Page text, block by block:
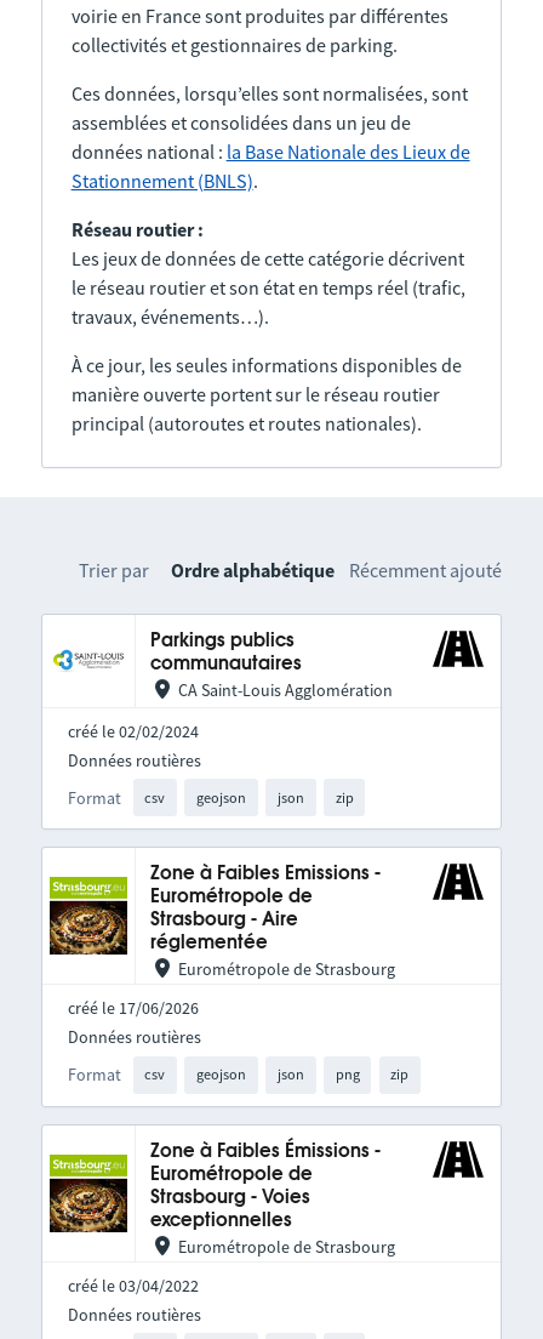
voirie en France sont produites par différentes
collectivités et gestionnaires de parking.
Ces données, lorsqu’elles sont normalisées, sont
assemblées et consolidées dans un jeu de
données national : la Base Nationale des Lieux de
Stationnement (BNLS).
Réseau routier :
Les jeux de données de cette catégorie décrivent
le réseau routier et son état en temps réel (trafic,
travaux, événements…).
À ce jour, les seules informations disponibles de
manière ouverte portent sur le réseau routier
principal (autoroutes et routes nationales).
Trier par Ordre alphabétique Récemment ajouté
Parkings publics
communautaires
CA Saint-Louis Agglomération
créé le 02/02/2024
Format csv geojson json zip
Données routières
Zone à Faibles Emissions -
Eurométropole de
Strasbourg - Aire
réglementée
Eurométropole de Strasbourg
créé le 17/06/2026
Format csv geojson json png zip
Données routières
Zone à Faibles Émissions -
Eurométropole de
Strasbourg - Voies
exceptionnelles
Eurométropole de Strasbourg
créé le 03/04/2022
Données routières